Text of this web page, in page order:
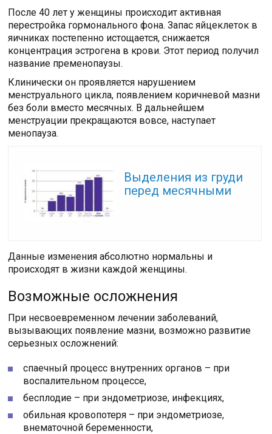
После 40 лет у женщины происходит активная
перестройка гормонального фона. Запас яйцеклеток в
яичниках постепенно истощается, снижается
концентрация эстрогена в крови. Этот период получил
название пременопаузы.
Клинически он проявляется нарушением
менструального цикла, появлением коричневой мазни
без боли вместо месячных. В дальнейшем
менструации прекращаются вовсе, наступает
менопауза.
Выделения из груди
перед месячными
Данные изменения абсолютно нормальны и
происходят в жизни каждой женщины.
Возможные осложнения
При несвоевременном лечении заболеваний,
вызывающих появление мазни, возможно развитие
серьезных осложнений:
спаечный процесс внутренних органов – при
воспалительном процессе,
бесплодие – при эндометриозе, инфекциях,
обильная кровопотеря – при эндометриозе,
внематочной беременности,